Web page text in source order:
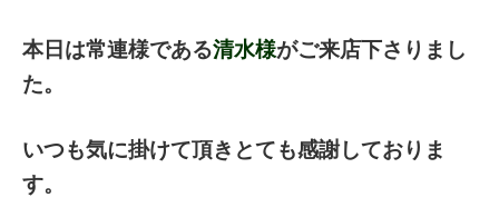
本日は常連様である清水様がご来店下さりまし
た。
いつも気に掛けて頂きとても感謝しておりま
す。